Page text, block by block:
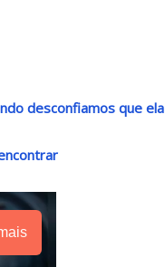
desconfiamos que ela